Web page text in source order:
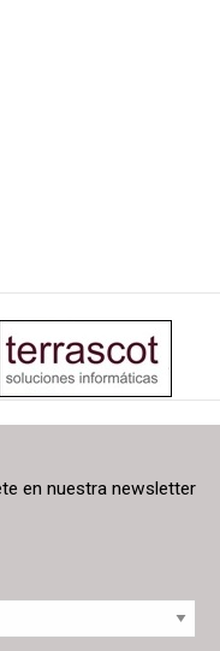
en nuestra newsletter